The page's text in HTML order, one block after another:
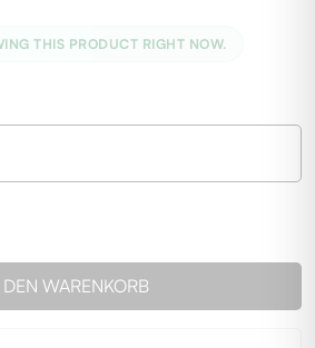
THIS PRODUCT RIGHT NOW.
DEN WARENKORB